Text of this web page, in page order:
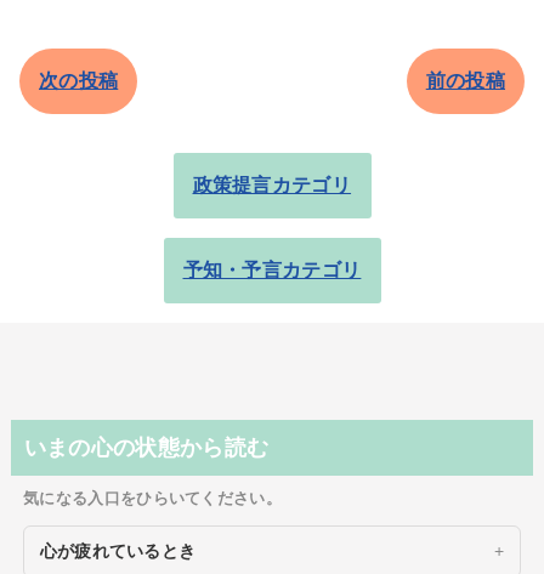
次の投稿 前の投稿
政策提言カテゴリ
予知・予言カテゴリ
いまの心の状態から読む
気になる入口をひらいてください。
心が疲れているとき